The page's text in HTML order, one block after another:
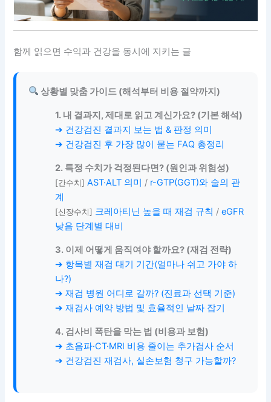
함께 읽으면 수익과 건강을 동시에 지키는 글
상황별 맞춤 가이드 (해석부터 비용 절약까지)
1. 내 결과지, 제대로 읽고 계신가요? (기본 해석)
➔ 건강검진 결과지 보는 법 & 판정 의미
➔ 건강검진 후 가장 많이 묻는 FAQ 총정리
2. 특정 수치가 걱정된다면? (원인과 위험성)
[간수치] AST·ALT 의미 / r-GTP(GGT)와 술의 관
계
[신장수치] 크레아티닌 높을 때 재검 규칙 /eGFR
낮음 단계별 대비
3. 이제 어떻게 움직여야 할까요? (재검 전략)
➔ 항목별 재검 대기 기간(얼마나 쉬고 가야 하
나?)
➔ 재검 병원 어디로 갈까? (진료과 선택 기준)
➔ 재검사 예약 방법 및 효율적인 날짜 잡기
4. 검사비 폭탄을 막는 법 (비용과 보험)
➔ 초음파·CT·MRI 비용 줄이는 추가검사 순서
➔ 건강검진 재검사, 실손보험 청구 가능할까?